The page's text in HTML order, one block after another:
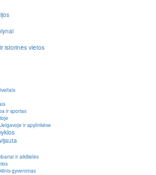
istorinės vietos
ir sportas
ir apylinkėse
ir aikštelės
gyvenimas